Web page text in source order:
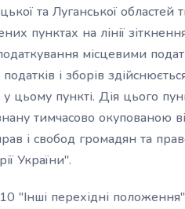
та Луганської областей
пунктах на лінії
місцевими
і зборів
цьому пункті. Дія цього
тимчасово окупованою
і свобод громадян та
України".
"Інші перехідні